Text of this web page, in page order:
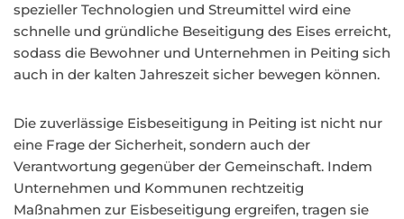
spezieller Technologien und Streumittel wird eine
schnelle und gründliche Beseitigung des Eises erreicht,
sodass die Bewohner und Unternehmen in Peiting sich
auch in der kalten Jahreszeit sicher bewegen können.
Die zuverlässige Eisbeseitigung in Peiting ist nicht nur
eine Frage der Sicherheit, sondern auch der
Verantwortung gegenüber der Gemeinschaft. Indem
Unternehmen und Kommunen rechtzeitig
Maßnahmen zur Eisbeseitigung ergreifen, tragen sie